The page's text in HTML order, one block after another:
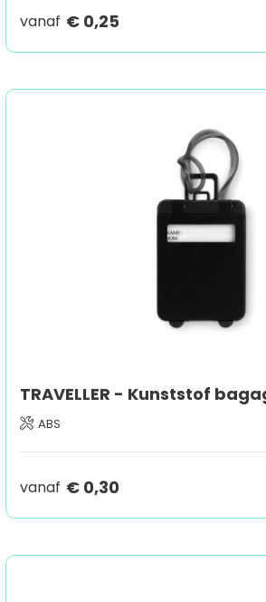
vanaf € 0,25
TRAVELLER - Kunststof
ABS
vanaf € 0,30